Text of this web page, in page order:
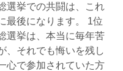
選挙での共闘は、これ
最後になります。 1位
選挙は、本当に毎年苦
、それでも悔いを残し
心で参加されていた方